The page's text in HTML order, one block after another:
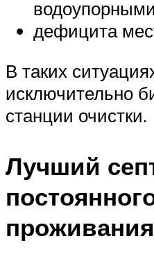
дефицита
В таких
исключительно
станции очистки.
Лучший
проживания